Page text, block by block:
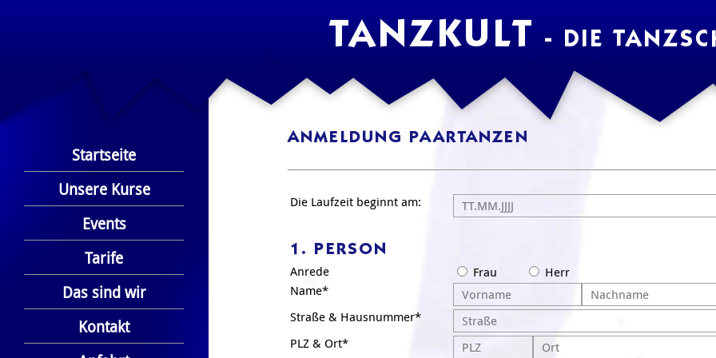
TANZKULT - DIE
Startseite
Unsere Kurse
Events
Tarife
Das sind wir
Kontakt
ANMELDUNG PAARTANZEN
Die Laufzeit beginnt am:
1. PERSON
Anrede Frau
Herr
Name*
Straße & Hausnummer*
PLZ & Ort*